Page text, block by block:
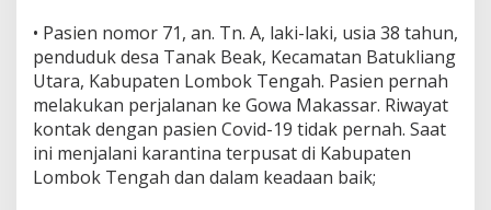
• Pasien nomor 71, an. Tn. A, laki-laki, usia 38 tahun,
penduduk desa Tanak Beak, Kecamatan Batukliang
Utara, Kabupaten Lombok Tengah. Pasien pernah
melakukan perjalanan ke Gowa Makassar. Riwayat
kontak dengan pasien Covid-19 tidak pernah. Saat
ini menjalani karantina terpusat di Kabupaten
Lombok Tengah dan dalam keadaan baik;